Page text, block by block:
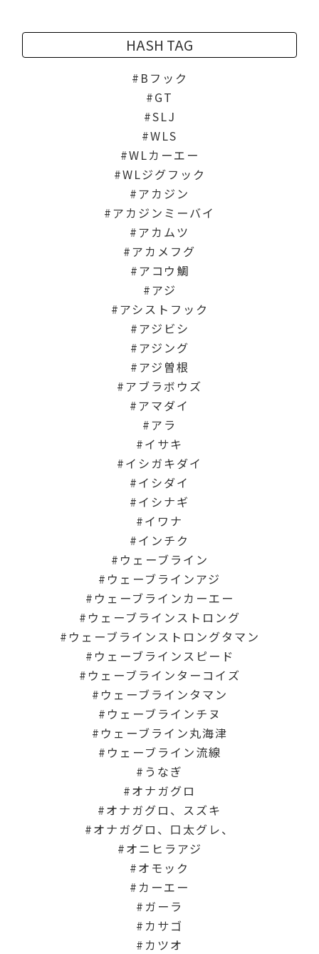
HASH TAG
Bフック
GT
SLJ
WLS
WLカーエー
WLジグフック
アカジン
アカジンミーバイ
アカムツ
アカメフグ
アコウ鯛
アジ
アシストフック
アジビシ
アジング
アジ曽根
アブラボウズ
アマダイ
アラ
イサキ
イシガキダイ
イシダイ
イシナギ
イワナ
インチク
ウェーブライン
ウェーブラインアジ
ウェーブラインカーエー
ウェーブラインストロング
ウェーブラインストロングタマン
ウェーブラインスピード
ウェーブラインターコイズ
ウェーブラインタマン
ウェーブラインチヌ
ウェーブライン丸海津
ウェーブライン流線
うなぎ
オナガグロ
オナガグロ、スズキ
オナガグロ、口太グレ、
オニヒラアジ
オモック
カーエー
ガーラ
カサゴ
カツオ